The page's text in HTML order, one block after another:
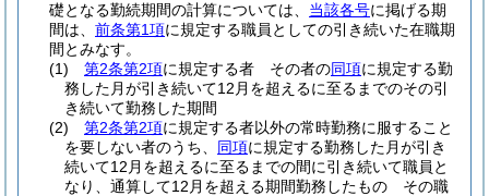
礎となる勤続期間の計算については、 当該各号に掲げる期
間は、 前条第1項に規定する職員としての引き続いた在職期
間とみなす。
(1)
第2条第2項に規定する者 その者の同項に規定する勤
務した月が引き続いて12月を超えるに至るまでのその引
き続いて勤務した期間
(2)
第2条第2項に規定する者以外の常時勤務に服すること
を要しない者のうち、 同項に規定する勤務した月が引き
続いて12月を超えるに至るまでの間に引き続いて職員と
なり、通算して12月を超える期間勤務したもの その職